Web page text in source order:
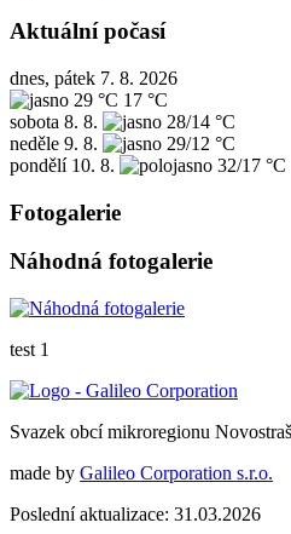
Aktuální počasí
dnes, pátek 7. 8. 2026
29 °C 17 °C
sobota 8. 8.
28/14 °C
neděle 9. 8.
29/12 °C
pondělí 10. 8. 32/17 °C
Fotogalerie
Náhodná fotogalerie
test 1
Svazek obcí mikroregionu
made by Galileo Corporation s.r.o.
Poslední aktualizace: 31.03.2026